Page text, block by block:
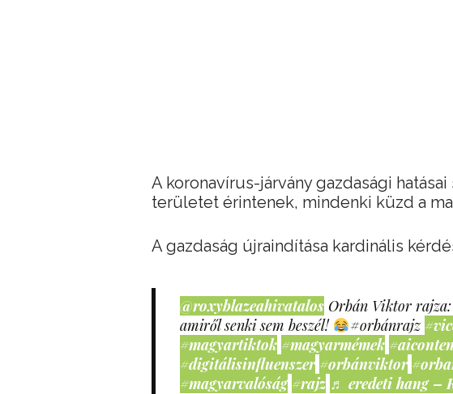
A koronavírus-járvány gazdasági
területet érintenek, mindenki küzd a
A gazdaság újraindítása kardinális
@roxyblazeahivatalos Orbán Viktor
amiről senki sem beszél!
#orbánrajz
#magyartiktok #magyarmémek
#digitálisinfluenszer #orbánviktor
#magyarvalóság #rajz ♬ eredeti hang –